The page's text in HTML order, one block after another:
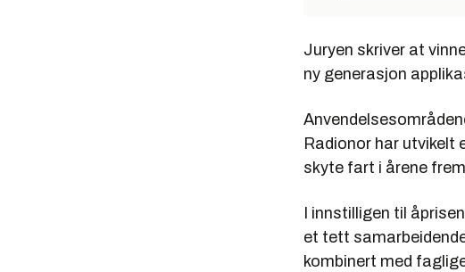
Juryen skriver at
ny generasjon
Radionor har utvikelt
skyte fart i årene
I innstilligen til
et tett
kombinert med